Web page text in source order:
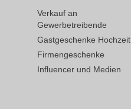
Verkauf an
Gewerbetreibende
Gastgeschenke Hochzeit
Firmengeschenke
Influencer und Medien